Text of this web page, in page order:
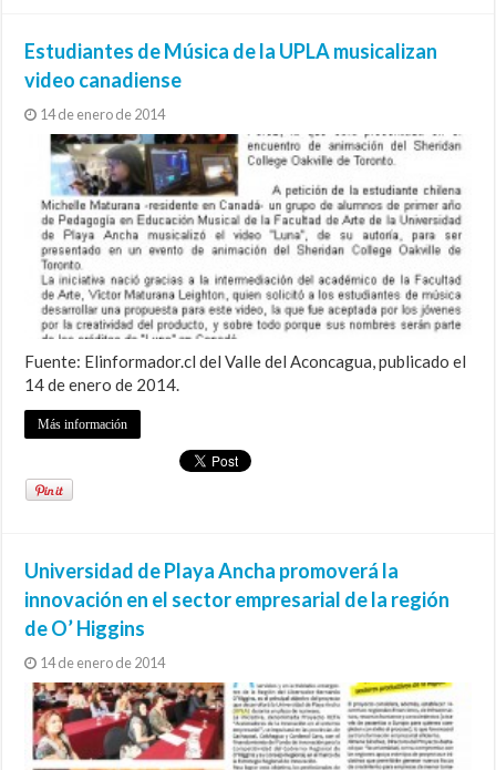
Estudiantes de Música de la UPLA musicalizan
video canadiense
14 de enero de 2014
Fuente: Elinformador.cl del Valle del Aconcagua, publicado el
14 de enero de 2014.
Más información
Universidad de Playa Ancha promoverá la
innovación en el sector empresarial de la región
de O’ Higgins
14 de enero de 2014